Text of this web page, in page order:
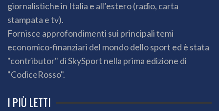
giornalistiche in Italia e all’estero (radio, carta
stampata e tv).
Fornisce approfondimenti sui principali temi
economico-finanziari del mondo dello sport ed è stata
"contributor" di SkySport nella prima edizione di
"CodiceRosso".
I PIÙ LETTI